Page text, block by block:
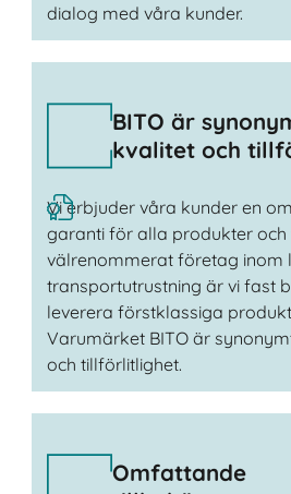
dialog med våra kunder.
BITO är
kvalitet och
Vi erbjuder våra kunder en
garanti för alla produkter och
välrenommerat företag inom
transportutrustning är vi fast
leverera förstklassiga
Varumärket BITO är
och tillförlitlighet.
Omfattande